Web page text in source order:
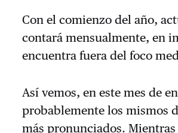
Con el comienzo del año,
contará mensualmente, en
encuentra fuera del foco
Así vemos, en este mes de
probablemente los mismos
más pronunciados.